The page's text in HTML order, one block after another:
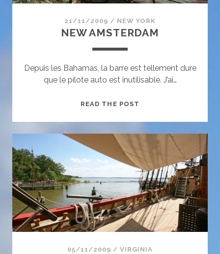
21/11/2009 / NEW YORK
NEW AMSTERDAM
Depuis les Bahamas, la barre est tellement dure
que le pilote auto est inutilisable. J’ai…
READ THE POST
05/11/2009 /VIRGINIA